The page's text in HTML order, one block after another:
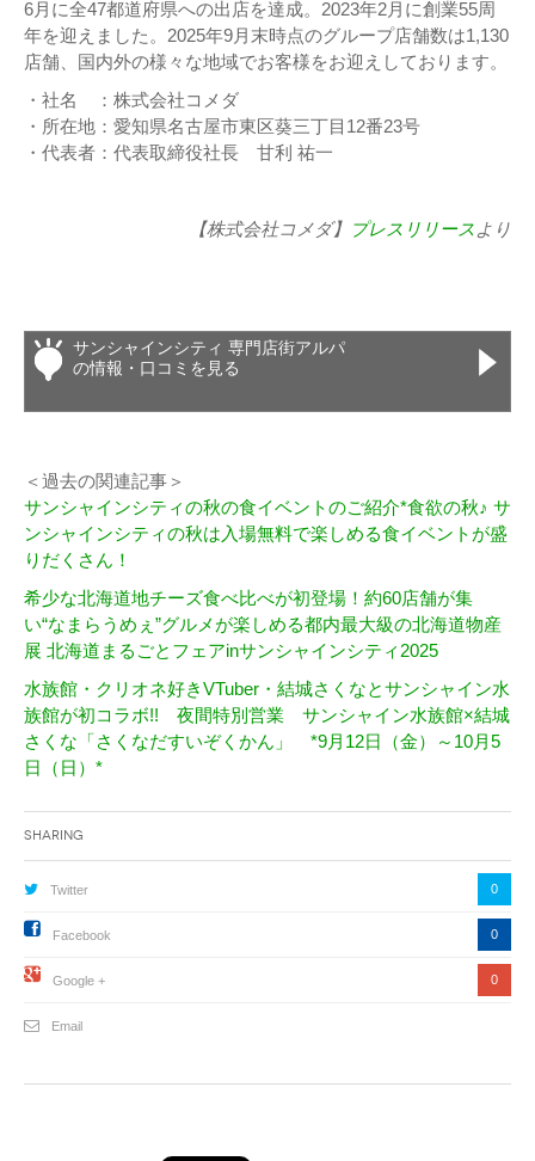
6月に全47都道府県への出店を達成。2023年2月に創業55周
年を迎えました。2025年9月末時点のグループ店舗数は1,130
店舗、国内外の様々な地域でお客様をお迎えしております。
・社名 ：株式会社コメダ
・所在地：愛知県名古屋市東区葵三丁目12番23号
・代表者：代表取締役社長 甘利 祐一
【株式会社コメダ】 プレスリリースより
サンシャインシティ 専門店街アルパ
の情報・口コミを見る
＜過去の関連記事＞
サンシャインシティの秋の食イベントのご紹介*食欲の秋♪ サ
ンシャインシティの秋は入場無料で楽しめる食イベントが盛
りだくさん！
希少な北海道地チーズ食べ比べが初登場！約60店舗が集
い“なまらうめぇ”グルメが楽しめる都内最大級の北海道物産
展 北海道まるごとフェアinサンシャインシティ2025
水族館・クリオネ好きVTuber・結城さくなとサンシャイン水
族館が初コラボ!! 夜間特別営業 サンシャイン水族館×結城
さくな「さくなだすいぞくかん」 *9月12日（金）～10月5
日（日）*
Sharing
Twitter 0
Facebook 0
Google + 0
Email